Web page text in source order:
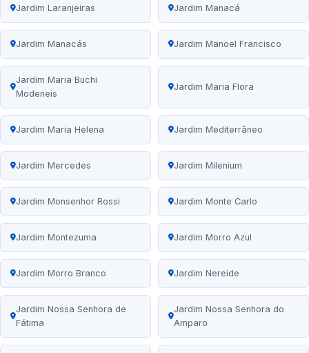
Jardim Laranjeiras Jardim Manacá
Jardim Manacás Jardim Manoel Francisco
Jardim Maria Buchi
Modeneis
Jardim Maria Flora
Jardim Maria Helena Jardim Mediterrâneo
Jardim Mercedes Jardim Milenium
Jardim Monsenhor Rossi Jardim Monte Carlo
Jardim Montezuma Jardim Morro Azul
Jardim Morro Branco Jardim Nereide
Jardim Nossa Senhora de
Fátima
Jardim Nossa Senhora do
Amparo